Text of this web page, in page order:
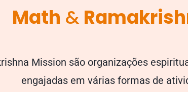
Math &
Mission são organizações
engajadas em várias formas de